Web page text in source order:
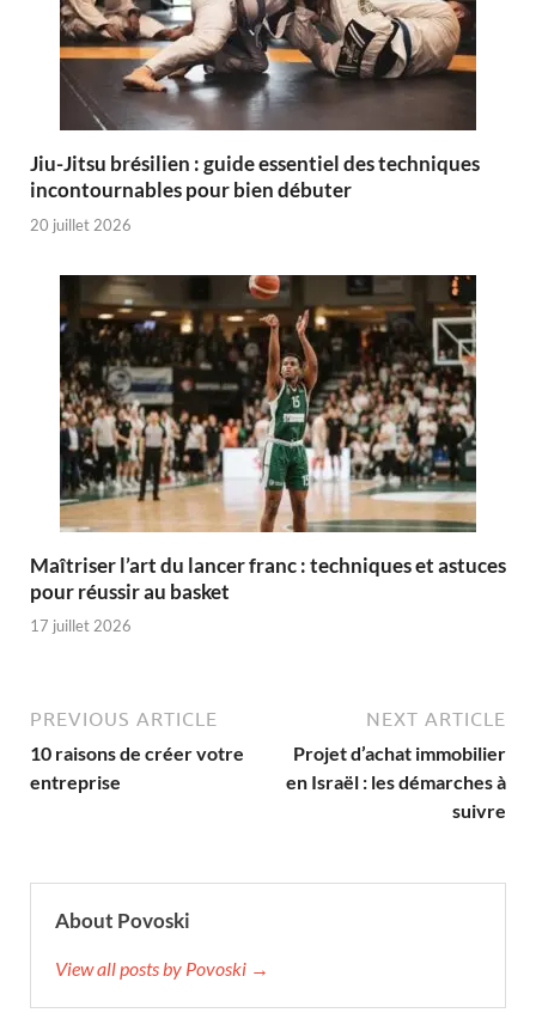
Jiu-Jitsu brésilien : guide essentiel des techniques
incontournables pour bien débuter
20 juillet 2026
Maîtriser l’art du lancer franc : techniques et astuces
pour réussir au basket
17 juillet 2026
PREVIOUS ARTICLE
10 raisons de créer votre
entreprise
NEXT ARTICLE
Projet d’achat immobilier
en Israël : les démarches à
suivre
About Povoski
View all posts by Povoski →